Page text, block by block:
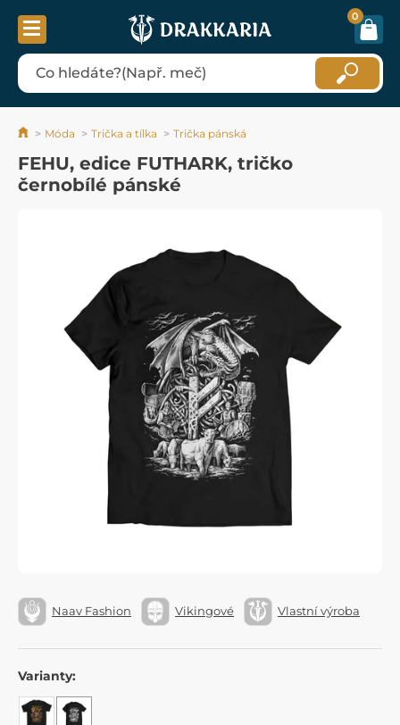
0
Móda Trička a tílka Trička pánská
FEHU, edice FUTHARK, tričko
černobílé pánské
Naav Fashion Vikingové Vlastní výroba
Varianty: